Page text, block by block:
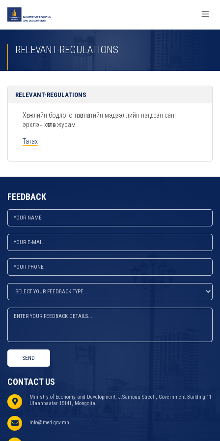
RELEVANT-REGULATIONS
RELEVANT-REGULATIONS
Хөгжлийн бодлого төлөвлөлтийн мэдээллийн нэгдсэн санг
эрхлэн хөтлөх журам
Татах
FEEDBACK
SEND
CONTACT US
Ministry of Economy and Development, J.Sambuu Street , Government Building 11
Ulaanbaatar 15141, Mongolia
info@med.gov.mn